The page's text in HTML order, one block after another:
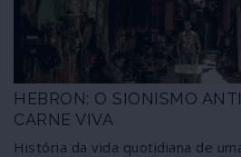
HEBRON: O SIONISMO
CARNE VIVA
História da vida quotidiana de